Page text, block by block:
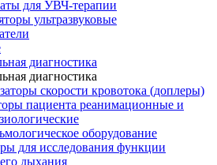
для УВЧ-терапии
ультразвуковые
диагностика
диагностика
скорости кровотока (доплеры)
пациента реанимационные и
оборудование
для исследования функции
дыхания